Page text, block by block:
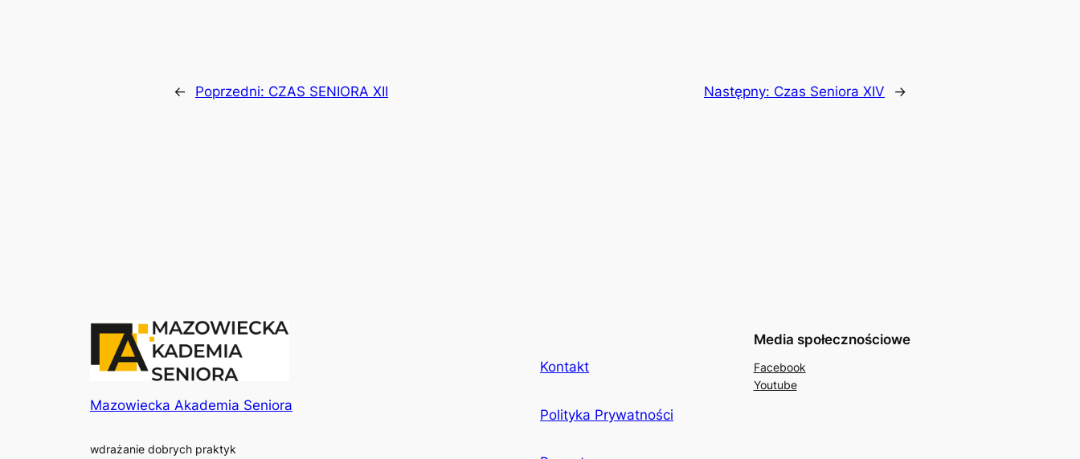
← Poprzedni: CZAS SENIORA XII Następny: Czas Seniora XIV →
Mazowiecka Akademia Seniora
wdrażanie dobrych praktyk
Kontakt
Polityka Prywatności
Media społecznościowe
Facebook
Youtube